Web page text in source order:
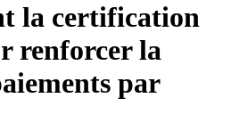
la certification
renforcer la
par